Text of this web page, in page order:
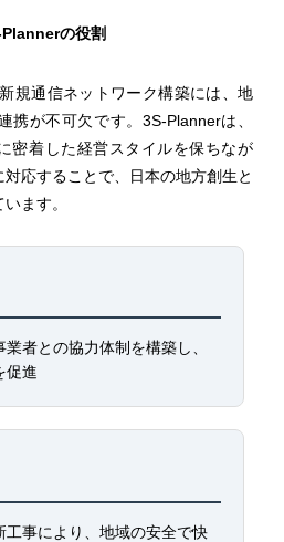
の役割
規通信ネットワーク構築には、地
携が不可欠です。3S-Plannerは、
密着した経営スタイルを保ちなが
応することで、日本の地方創生と
ます。
者との協力体制を構築し、
促進
工事により、地域の安全で快